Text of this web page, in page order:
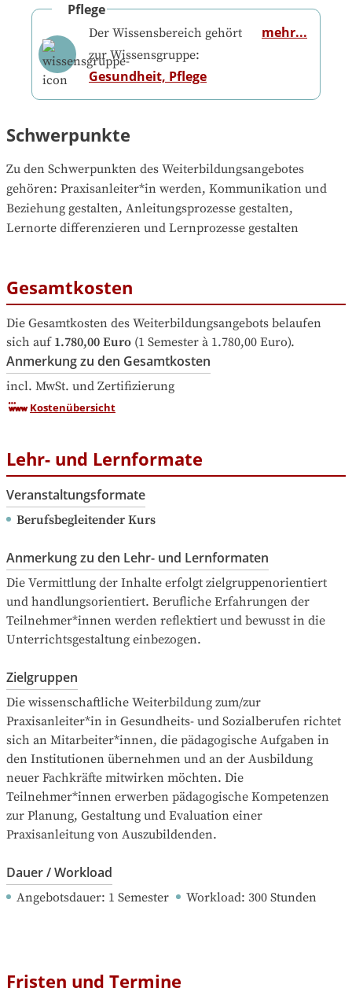
Pflege
Der Wissensbereich gehört
zur Wissensgruppe:
Gesundheit, Pflege
mehr...
Schwerpunkte
Zu den Schwerpunkten des Weiterbildungsangebotes
gehören: Praxisanleiter*in werden, Kommunikation und
Beziehung gestalten, Anleitungsprozesse gestalten,
Lernorte differenzieren und Lernprozesse gestalten
Gesamtkosten
Die Gesamtkosten des Weiterbildungsangebots belaufen
sich auf 1.780,00 Euro (1 Semester à 1.780,00 Euro).
Anmerkung zu den Gesamtkosten
incl. MwSt. und Zertifizierung
Kostenübersicht
Lehr- und Lernformate
Veranstaltungsformate
Berufsbegleitender Kurs
Anmerkung zu den Lehr- und Lernformaten
Die Vermittlung der Inhalte erfolgt zielgruppenorientiert
und handlungsorientiert. Berufliche Erfahrungen der
Teilnehmer*innen werden reflektiert und bewusst in die
Unterrichtsgestaltung einbezogen.
Zielgruppen
Die wissenschaftliche Weiterbildung zum/zur
Praxisanleiter*in in Gesundheits- und Sozialberufen richtet
sich an Mitarbeiter*innen, die pädagogische Aufgaben in
den Institutionen übernehmen und an der Ausbildung
neuer Fachkräfte mitwirken möchten. Die
Teilnehmer*innen erwerben pädagogische Kompetenzen
zur Planung, Gestaltung und Evaluation einer
Praxisanleitung von Auszubildenden.
Dauer / Workload
Angebotsdauer: 1 Semester Workload: 300 Stunden
Fristen und Termine